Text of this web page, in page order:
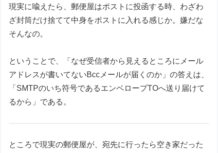
現実に喩えたら、郵便屋はポストに投函する時、わざわ
ざ封筒だけ捨てて中身をポストに入れる感じか。嫌だな
そんなの。
ということで、「なぜ受信者から見えるところにメール
アドレスが書いてないBccメールが届くのか」の答えは、
「SMTPのいち符号であるエンベロープTOへ送り届けて
るから」である。
ところで現実の郵便屋が、宛先に行ったら空き家だった